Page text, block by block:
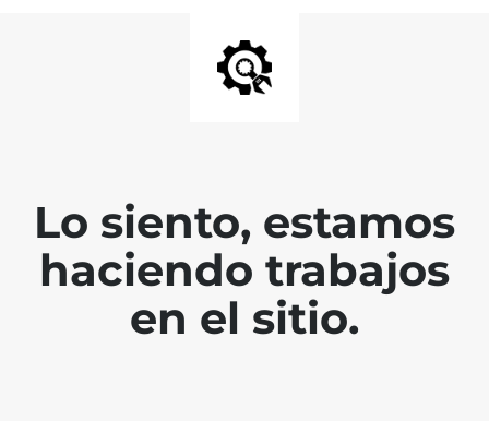
Lo siento, estamos
haciendo trabajos
en el sitio.